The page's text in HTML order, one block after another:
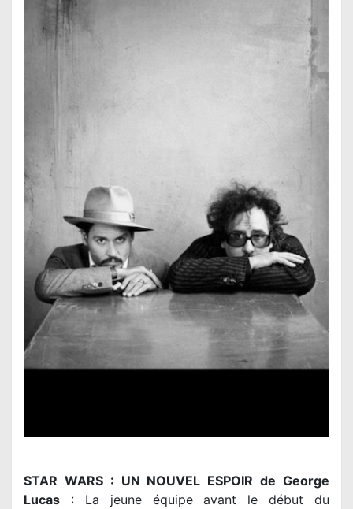
STAR WARS : UN NOUVEL ESPOIR de George
Lucas
: La jeune équipe avant le début du